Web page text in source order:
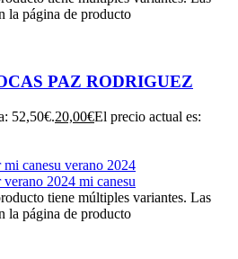
la página de producto
PAZ RODRIGUEZ
52,50€.20,00€El precio actual es:
tiene múltiples variantes. Las
la página de producto